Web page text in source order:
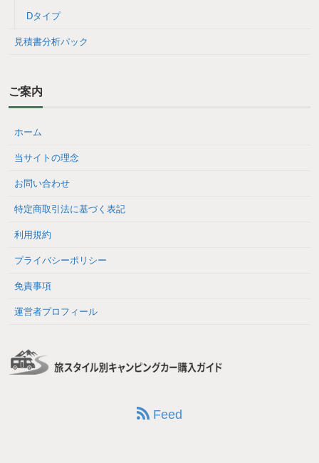
Dタイプ
見積書分析パック
ご案内
ホーム
当サイトの理念
お問い合わせ
特定商取引法に基づく表記
利用規約
プライバシーポリシー
免責事項
運営者プロフィール
Feed